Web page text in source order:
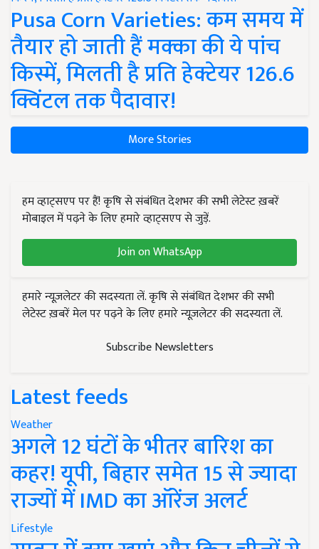
Pusa Corn Varieties: कम समय में
तैयार हो जाती हैं मक्का की ये पांच
किस्में, मिलती है प्रति हेक्टेयर 126.6
क्विंटल तक पैदावार!
More Stories
हम व्हाट्सएप पर हैं! कृषि से संबंधित देशभर की सभी लेटेस्ट ख़बरें
मोबाइल में पढ़ने के लिए हमारे व्हाट्सएप से जुड़ें.
Join on WhatsApp
हमारे न्यूज़लेटर की सदस्यता लें. कृषि से संबंधित देशभर की सभी
लेटेस्ट ख़बरें मेल पर पढ़ने के लिए हमारे न्यूज़लेटर की सदस्यता लें.
Subscribe Newsletters
Latest feeds
Weather
अगले 12 घंटों के भीतर बारिश का
कहर! यूपी, बिहार समेत 15 से ज्यादा
राज्यों में IMD का ऑरेंज अलर्ट
Lifestyle